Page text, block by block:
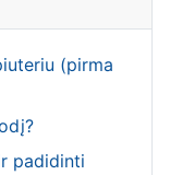
(pirma
padidinti